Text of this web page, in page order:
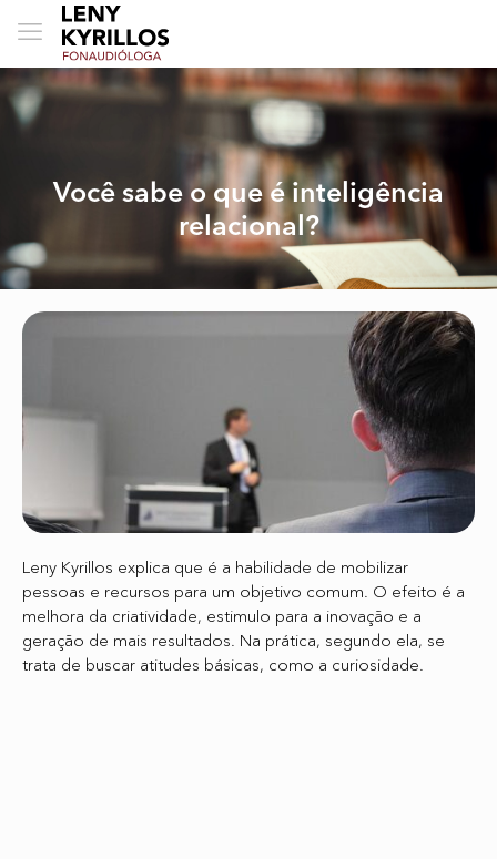
Você sabe o que é inteligência
relacional?
Leny Kyrillos explica que é a habilidade de mobilizar
pessoas e recursos para um objetivo comum. O efeito é a
melhora da criatividade, estimulo para a inovação e a
geração de mais resultados. Na prática, segundo ela, se
trata de buscar atitudes básicas, como a curiosidade.